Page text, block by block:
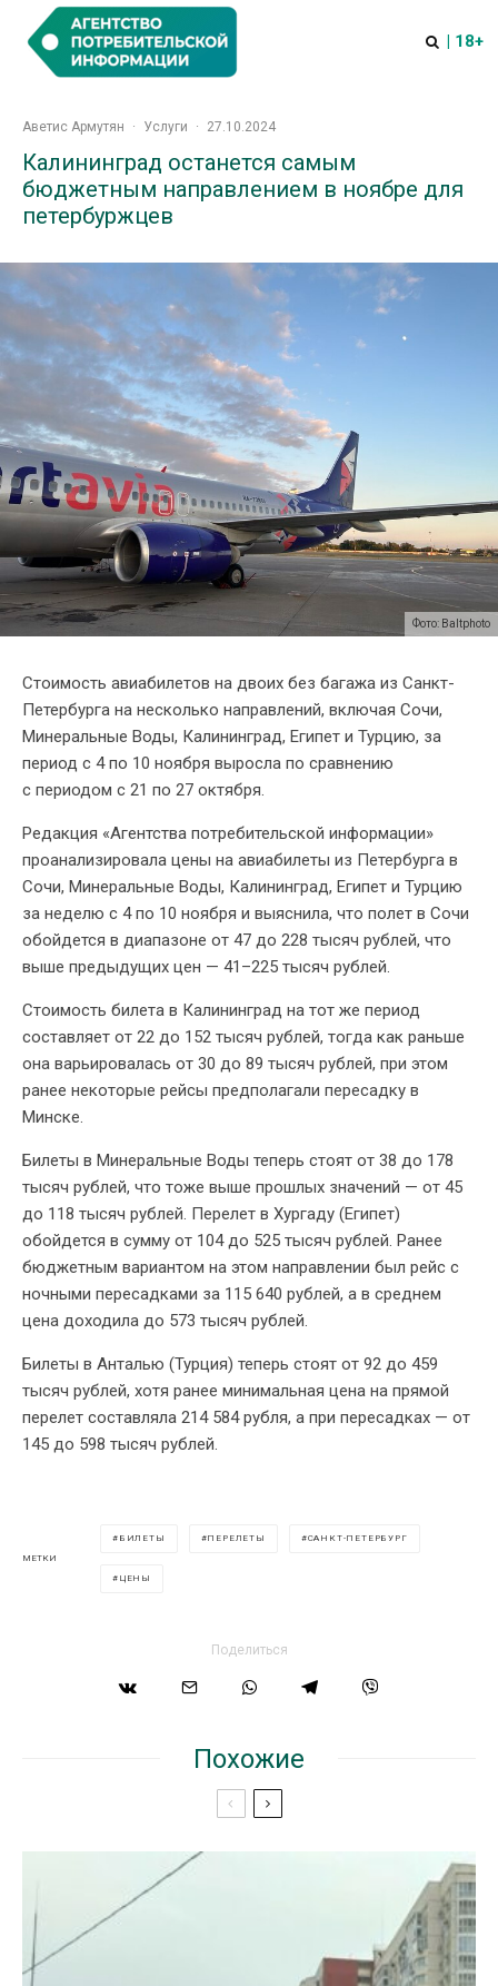
| 18+
Аветис Армутян · Услуги · 27.10.2024
Калининград останется самым
бюджетным направлением в ноябре для
петербуржцев
Фото: Baltphoto
Стоимость авиабилетов на двоих без багажа из Санкт-
Петербурга на несколько направлений, включая Сочи,
Минеральные Воды, Калининград, Египет и Турцию, за
период с 4 по 10 ноября выросла по сравнению
с периодом с 21 по 27 октября.
Редакция «Агентства потребительской информации»
проанализировала цены на авиабилеты из Петербурга в
Сочи, Минеральные Воды, Калининград, Египет и Турцию
за неделю с 4 по 10 ноября и выяснила, что полет в Сочи
обойдется в диапазоне от 47 до 228 тысяч рублей, что
выше предыдущих цен — 41–225 тысяч рублей.
Стоимость билета в Калининград на тот же период
составляет от 22 до 152 тысяч рублей, тогда как раньше
она варьировалась от 30 до 89 тысяч рублей, при этом
ранее некоторые рейсы предполагали пересадку в
Минске.
Билеты в Минеральные Воды теперь стоят от 38 до 178
тысяч рублей, что тоже выше прошлых значений — от 45
до 118 тысяч рублей. Перелет в Хургаду (Египет)
обойдется в сумму от 104 до 525 тысяч рублей. Ранее
бюджетным вариантом на этом направлении был рейс с
ночными пересадками за 115 640 рублей, а в среднем
цена доходила до 573 тысяч рублей.
Билеты в Анталью (Турция) теперь стоят от 92 до 459
тысяч рублей, хотя ранее минимальная цена на прямой
перелет составляла 214 584 рубля, а при пересадках — от
145 до 598 тысяч рублей.
МЕТКИ
БИЛЕТЫ ПЕРЕЛЕТЫ САНКТ-ПЕТЕРБУРГ
ЦЕНЫ
Поделиться
Похожие